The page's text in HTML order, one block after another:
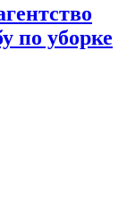
по уборке